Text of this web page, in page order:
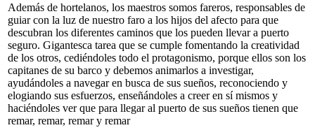
Además de hortelanos, los maestros somos fareros, responsables de
guiar con la luz de nuestro faro a los hijos del afecto para que
descubran los diferentes caminos que los pueden llevar a puerto
seguro. Gigantesca tarea que se cumple fomentando la creatividad
de los otros, cediéndoles todo el protagonismo, porque ellos son los
capitanes de su barco y debemos animarlos a investigar,
ayudándoles a navegar en busca de sus sueños, reconociendo y
elogiando sus esfuerzos, enseñándoles a creer en sí mismos y
haciéndoles ver que para llegar al puerto de sus sueños tienen que
remar, remar, remar y remar